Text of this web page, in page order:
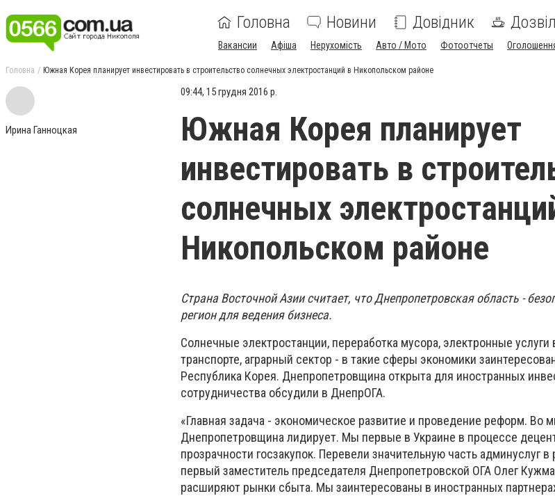
Головна Новини Довідник
Вакансии Афіша Нерухомість Авто / Мото Фотоотчеты
Головна Южная Корея планирует инвестировать в строительство солнечных электростанций в Никопольском районе
Ирина Ганноцкая
09:44, 15 грудня 2016 р.
Южная Корея планирует
инвестировать в
солнечных
Никопольском районе
Страна Восточной Азии считает, что Днепропетровская область -
регион для ведения бизнеса.
Солнечные электростанции, переработка мусора, электронные
транспорте, аграрный сектор - в такие сферы экономики
Республика Корея. Днепропетровщина открыта для иностранных
сотрудничества обсудили в ДнепрОГА.
«Главная задача - экономическое развитие и проведение реформ. Во
Днепропетровщина лидирует. Мы первые в Украине в процессе
прозрачности госзакупок. Перевели значительную часть админуслуг
первый заместитель председателя Днепропетровской ОГА Олег
расширяют рынки сбыта. Мы заинтересованы в иностранных